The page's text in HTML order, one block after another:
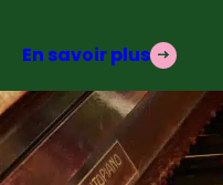
En savoir plus